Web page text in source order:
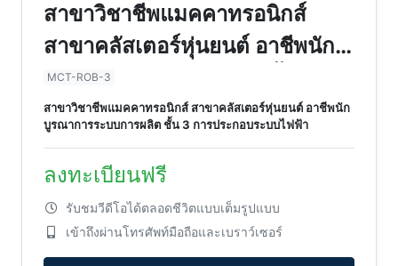
สาขาวิชาชีพแมคคาทรอนิกส์
สาขาคลัสเตอร์หุ่นยนต์ อาชีพนัก
บูรณาการระบบการผลิต ชั้น 3
การประกอบระบบไฟฟ้า
MCT-ROB-3
สาขาวิชาชีพแมคคาทรอนิกส์ สาขาคลัสเตอร์หุ่นยนต์ อาชีพนัก
บูรณาการระบบการผลิต ชั้น 3 การประกอบระบบไฟฟ้า
ลงทะเบียนฟรี
รับชมวีดีโอได้ตลอดชีวิตแบบเต็มรูปแบบ
เข้าถึงผ่านโทรศัพท์มือถือและเบราว์เซอร์